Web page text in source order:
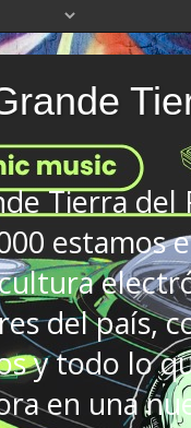
Tierra
estamos
del país,
y todo lo
en una